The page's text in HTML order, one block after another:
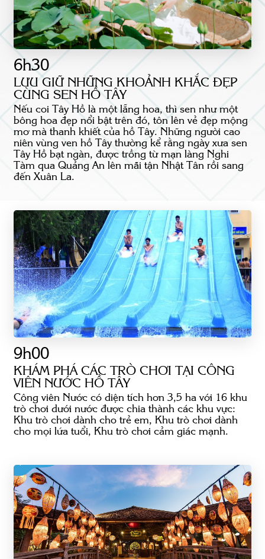
6h30
LƯU GIỮ NHỮNG KHOẢNH KHẮC ĐẸP
CÙNG SEN HỒ TÂY
Nếu coi Tây Hồ là một lẵng hoa, thì sen như một
bông hoa đẹp nổi bật trên đó, tôn lên vẻ đẹp mộng
mơ mà thanh khiết của hồ Tây. Những người cao
niên vùng ven hồ Tây thường kể rằng ngày xưa sen
Tây Hồ bạt ngàn, được trồng từ mạn làng Nghi
Tàm qua Quảng An lên mãi tận Nhật Tân rồi sang
đến Xuân La.
9h00
KHÁM PHÁ CÁC TRÒ CHƠI TẠI CÔNG
VIÊN NƯỚC HỒ TÂY
Công viên Nước có diện tích hơn 3,5 ha với 16 khu
trò chơi dưới nước được chia thành các khu vực:
Khu trò chơi dành cho trẻ em, Khu trò chơi dành
cho mọi lứa tuổi, Khu trò chơi cảm giác mạnh.